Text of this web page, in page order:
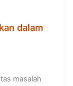
dalam
masalah